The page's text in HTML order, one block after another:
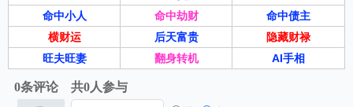
“花旗此次转向并非孤立事件，而是多重因素叠加的结果，其
背后传递出黄金定价逻辑的重构。”中辉期货资管部经理王维
芒向记者表示。
王维芒分析称，一方面，经济数据恶化触发政策转向预期。
命中小人
命中劫财
命中债主
横财运
后天富贵
隐藏财禄
旺夫旺妻
翻身转机 AI手相